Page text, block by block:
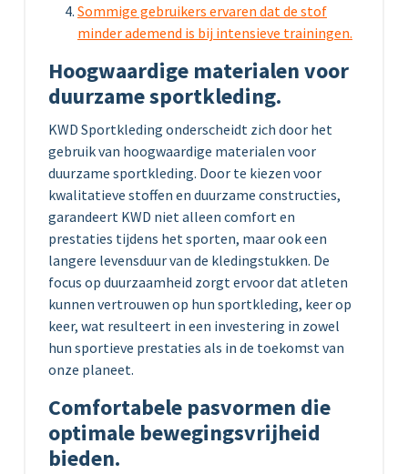
Sommige gebruikers ervaren dat de stof
minder ademend is bij intensieve trainingen.
Hoogwaardige materialen voor
duurzame sportkleding.
KWD Sportkleding onderscheidt zich door het
gebruik van hoogwaardige materialen voor
duurzame sportkleding. Door te kiezen voor
kwalitatieve stoffen en duurzame constructies,
garandeert KWD niet alleen comfort en
prestaties tijdens het sporten, maar ook een
langere levensduur van de kledingstukken. De
focus op duurzaamheid zorgt ervoor dat atleten
kunnen vertrouwen op hun sportkleding, keer op
keer, wat resulteert in een investering in zowel
hun sportieve prestaties als in de toekomst van
onze planeet.
Comfortabele pasvormen die
optimale bewegingsvrijheid
bieden.